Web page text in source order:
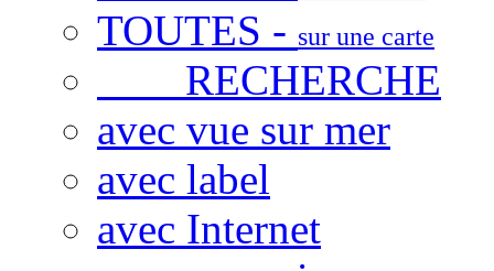
TOUTES - sur une carte
RECHERCHE
avec vue sur mer
avec label
avec Internet